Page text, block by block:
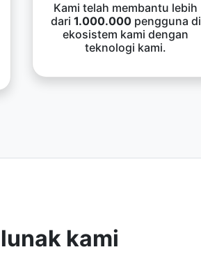
Kami telah membantu lebih
dari 1.000.000pengguna di
ekosistem kami dengan
teknologi kami.
kami